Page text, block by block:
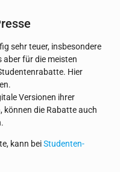
sehr teuer, insbesondere
für die meisten
Hier
Versionen ihrer
können die Rabatte auch
kann beiStudenten-